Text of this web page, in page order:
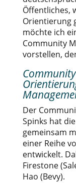
Öffentliches,
Orientierung
möchte ich
Community
vorstellen,
Der
Spinks hat
gemeinsam
einer Reihe
entwickelt.
Firestone
Hao (Bevy).